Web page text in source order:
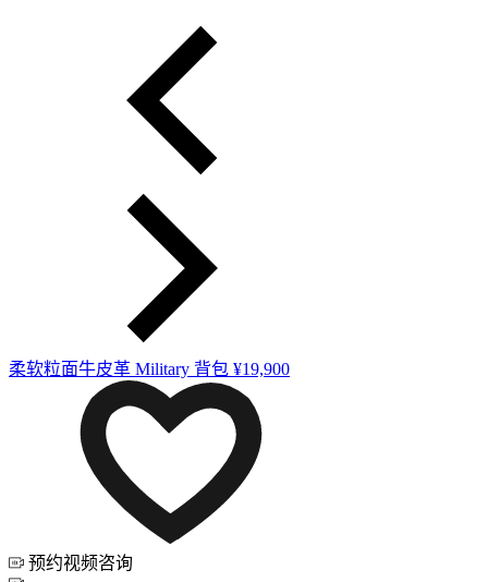
柔软粒面牛皮革 Military 背包 ¥19,900
预约视频咨询